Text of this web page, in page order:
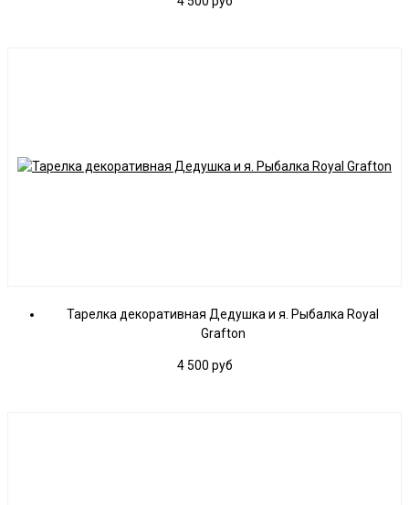
Тарелка декоративная Дедушка и я. Рыбалка Royal
Grafton
4 500 руб